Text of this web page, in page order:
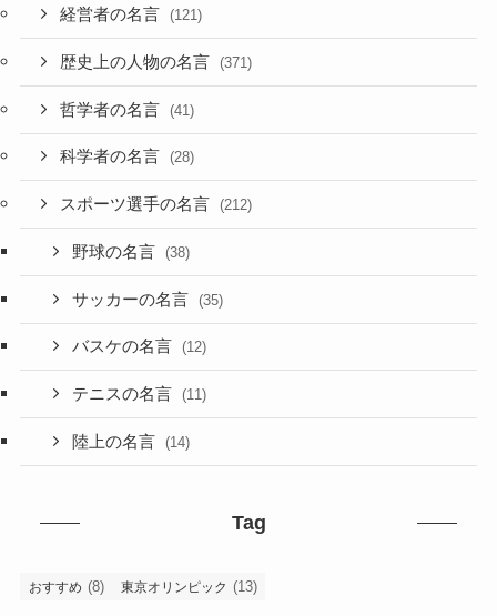
経営者の名言 (121)
歴史上の人物の名言 (371)
哲学者の名言 (41)
科学者の名言 (28)
スポーツ選手の名言 (212)
野球の名言 (38)
サッカーの名言 (35)
バスケの名言 (12)
テニスの名言 (11)
陸上の名言 (14)
Tag
おすすめ (8) 東京オリンピック (13)